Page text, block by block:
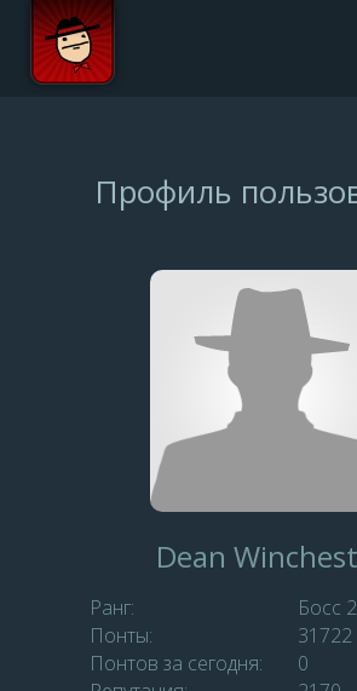
Профиль
Dean
Ранг:
Босс
Понты:
31722
Понтов за сегодня:
0